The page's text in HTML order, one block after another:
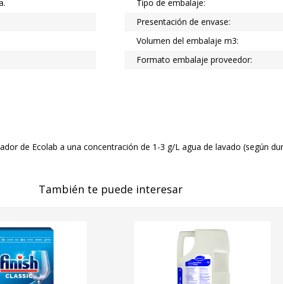
Tipo de embalaje:
Presentación de envase:
Volumen del embalaje m3:
Formato embalaje proveedor:
de Ecolab a una concentración de 1-3 g/L agua de lavado (según
También te puede interesar